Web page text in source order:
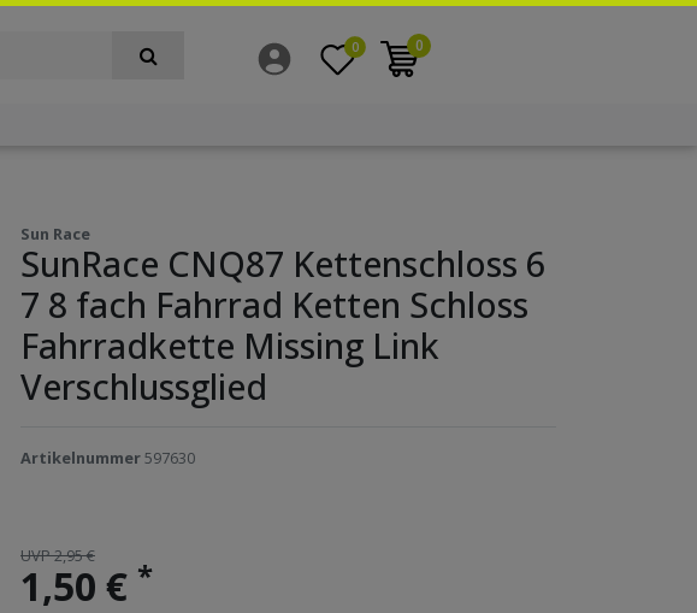
0 0
Sun Race
SunRace CNQ87 Kettenschloss 6
7 8 fach Fahrrad Ketten Schloss
Fahrradkette Missing Link
Verschlussglied
Artikelnummer597630
UVP 2,95 €
1,50 € *